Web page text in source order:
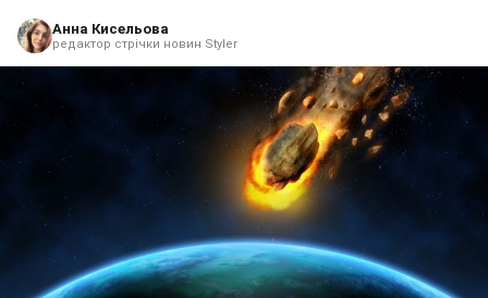
Анна Кисельова
редактор стрічки новин Styler